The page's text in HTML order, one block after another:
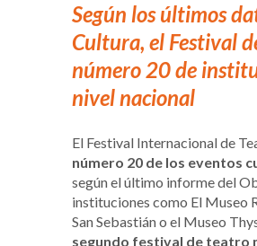
Según los últimos
Cultura, el Festival
número 20 de
nivel nacional
El Festival Internacional de
número 20 de los eventos
según el último informe del
instituciones como El Museo
San Sebastián o el Museo
segundo festival de teatro